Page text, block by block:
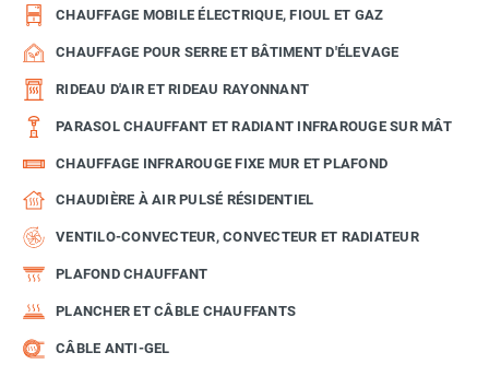
CHAUFFAGE MOBILE ÉLECTRIQUE, FIOUL ET GAZ
CHAUFFAGE POUR SERRE ET BÂTIMENT D'ÉLEVAGE
RIDEAU D'AIR ET RIDEAU RAYONNANT
PARASOL CHAUFFANT ET RADIANT INFRAROUGE SUR MÂT
CHAUFFAGE INFRAROUGE FIXE MUR ET PLAFOND
CHAUDIÈRE À AIR PULSÉ RÉSIDENTIEL
VENTILO-CONVECTEUR, CONVECTEUR ET RADIATEUR
PLAFOND CHAUFFANT
PLANCHER ET CÂBLE CHAUFFANTS
CÂBLE ANTI-GEL